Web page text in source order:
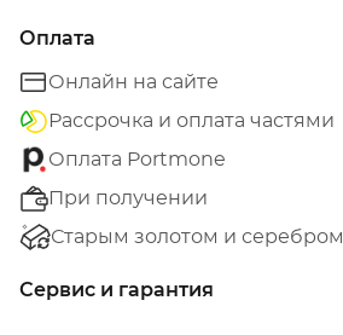
Оплата
Онлайн на сайте
Рассрочка и оплата частями
Оплата Portmone
При получении
Старым золотом и серебром
Сервис и гарантия